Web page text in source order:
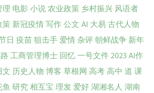
理电影小说农业政策乡村振兴风语者
策新冠疫情写作公文AI 大易古代人物
日 疫苗狙击手爱情杂评朝鲜战争新年
工商管理博士回忆一号文件2023AI作
文 历史人物博客草根网高考高中 道课
鱼研究相互宝理发爱好湖湘名人湖南